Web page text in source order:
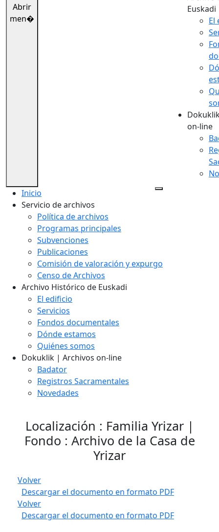
Abrir
men�
Euskadi
El
on-line
Inicio
Servicio de archivos
Política de archivos
Programas principales
Subvenciones
Publicaciones
Comisión de valoración y expurgo
Censo de Archivos
Archivo Histórico de Euskadi
El edificio
Servicios
Fondos documentales
Dónde estamos
Quiénes somos
Dokuklik | Archivos on-line
Badator
Registros Sacramentales
Novedades
Localización : Familia Yrizar |
Fondo : Archivo de la Casa de
Yrizar
Volver
Descargar el documento en formato PDF
Volver
Descargar el documento en formato PDF